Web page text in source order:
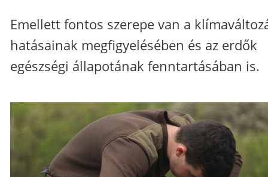
Emellett fontos szerepe van a
hatásainak megfigyelésében és az erdők
egészségi állapotának fenntartásában is.